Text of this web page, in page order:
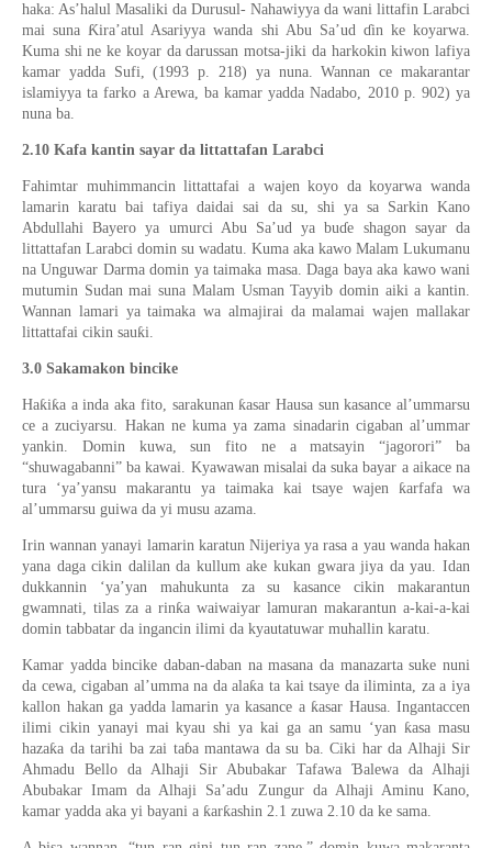
haka: As’halul Masaliki da Durusul- Nahawiyya da wani littafin Larabci
mai sunaƘira’atul Asariyya wanda shi Abu Sa’ud ɗin ke koyarwa.
Kuma shi ne ke koyar da darussan motsa-jiki da harkokin kiwon lafiya
kamar yadda Sufi,(1993 p.218) ya nuna. Wannan ce makarantar
islamiyya ta farko a Arewa, ba kamar yadda Nadabo, 2010p. 902) ya
nuna ba.
2.10 Kafa kantin sayar da littattafan Larabci
Fahimtar muhimmancin littattafai a wajen koyo da koyarwa wanda
lamarin karatu bai tafiya daidai sai da su, shi ya sa Sarkin Kano
Abdullahi Bayero ya umurci Abu Sa’ud ya buɗe shagon sayar da
littattafan Larabci domin su wadatu. Kuma aka kawo Malam Lukumanu
na Unguwar Darma domin ya taimaka masa.Daga baya aka kawo wani
mutumin Sudanmai suna Malam Usman Tayyib domin aiki a kantin.
Wannan lamari ya taimaka wa almajirai da malamai wajen mallakar
littattafai cikin sauƙi.
3.0 Sakamakon bincike
Haƙiƙa a inda aka fito, sarakunanƙasar Hausa sun kasance al’ummarsu
ce a zuciyarsu. Hakan ne kuma ya zama sinadarin cigaban al’ummar
yankin. Domin kuwa, sun fito ne a matsayin “jagorori” ba
“shuwagabanni” ba kawai. Kyawawan misalai da suka bayar a aikace na
tura ‘ya’yansu makarantu ya taimaka kai tsaye wajen ƙarfafa wa
al’ummarsu guiwa da yi musu azama.
Irin wannan yanayi lamarin karatun Nijeriya ya rasa a yau wanda hakan
yana daga cikin dalilan da kullum ake kukan gwara jiya da yau. Idan
dukkannin ‘ya’yan mahukunta za su kasance cikin makarantun
gwamnati, tilas za a rinƙa waiwaiyar lamuran makarantun a-kai-a-kai
domin tabbatar da ingancin ilimi da kyautatuwar muhallin karatu.
Kamar yadda bincike daban-daban na masana da manazarta suke nuni
da cewa, cigaban al’umma na da alaƙa ta kai tsaye da iliminta, za a iya
kallon hakan ga yadda lamarin ya kasance a ƙasar Hausa. Ingantaccen
ilimi cikin yanayi mai kyau shi ya kai ga an samu ‘yanƙasa masu
hazaƙa da tarihi ba zai taɓa mantawa da su ba. Ciki har da Alhaji Sir
Ahmadu Bello da Alhaji Sir Abubakar Tafawa Ɓalewa da Alhaji
Abubakar Imam da Alhaji Sa’adu Zungur da Alhaji Aminu Kano,
kamar yadda aka yi bayani a ƙarƙashin 2.1 zuwa 2.10 da ke sama.